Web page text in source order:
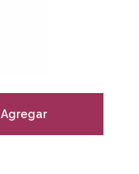
Agregar